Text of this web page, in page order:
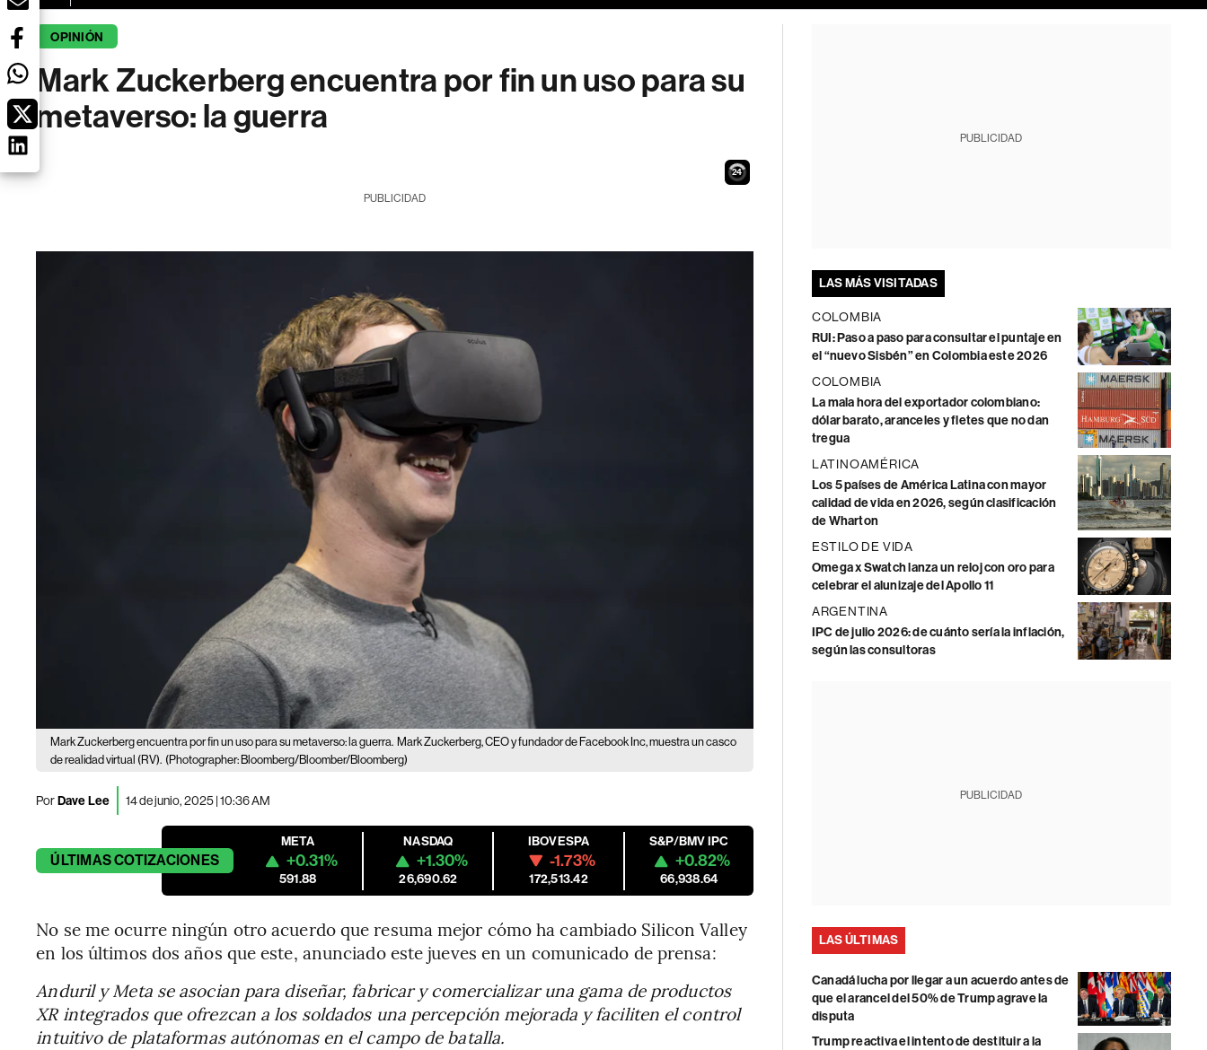
OPINIÓN
Mark Zuckerberg encuentra por fin un uso para su
metaverso: la guerra
23
PUBLICIDAD
Mark Zuckerberg encuentra por fin un uso para su metaverso: la guerra. Mark Zuckerberg, CEO y fundador de Facebook Inc, muestra un casco
de realidad virtual (RV). (Photographer: Bloomberg/Bloomber/Bloomberg)
PorDave Lee 14 de junio, 2025 | 10:36 AM
ÚLTIMASCOTIZACIONES
META
+0.31%
591.88
NASDAQ
+1.30%
26,690.62
IBOVESPA
-1.73%
172,513.42
S&P/BMV IPC
+0.82%
66,938.64
No se me ocurre ningún otro acuerdo que resuma mejor cómo ha cambiado Silicon Valley
en los últimos dos años que este, anunciado este jueves en un comunicado de prensa:
Anduril y Meta se asocian para diseñar, fabricar y comercializar una gama de productos
XR integrados que ofrezcan a los soldados una percepción mejorada y faciliten el control
intuitivo de plataformas autónomas en el campo de batalla.
PUBLICIDAD
LAS MÁS VISITADAS
COLOMBIA
RUI: Paso a paso para consultar el puntaje en
el “nuevo Sisbén” en Colombia este 2026
COLOMBIA
La mala hora del exportador colombiano:
dólar barato, aranceles y fletes que no dan
tregua
LATINOAMÉRICA
Los 5 países de América Latina con mayor
calidad de vida en 2026, según clasificación
de Wharton
ESTILO DE VIDA
Omega x Swatch lanza un reloj con oro para
celebrar el alunizaje del Apollo 11
ARGENTINA
IPC de julio 2026: de cuánto sería la inflación,
según las consultoras
PUBLICIDAD
LAS ÚLTIMAS
Canadá lucha por llegar a un acuerdo antes de
que el arancel del 50% de Trump agrave la
disputa
Trump reactiva el intento de destituir a la